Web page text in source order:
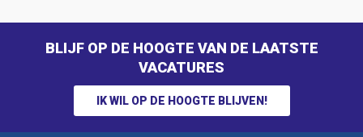
BLIJF OP DE HOOGTE VAN DE LAATSTE
VACATURES
IK WIL OP DE HOOGTE BLIJVEN!